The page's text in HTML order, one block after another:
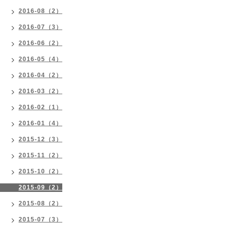
2016-08（2）
2016-07（3）
2016-06（2）
2016-05（4）
2016-04（2）
2016-03（2）
2016-02（1）
2016-01（4）
2015-12（3）
2015-11（2）
2015-10（2）
2015-09（2）
2015-08（2）
2015-07（3）